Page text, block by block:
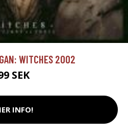
WITCHES 2002
SEK
INFO!